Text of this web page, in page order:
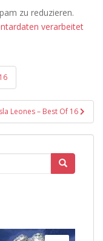
zu reduzieren.
verarbeitet
Leones – Best Of 16